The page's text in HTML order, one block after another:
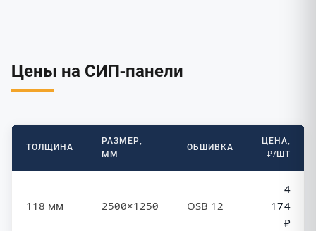
Цены на СИП-панели
ТОЛЩИНА
РАЗМЕР,
ММ
ОБШИВКА
ЦЕНА,
₽/ШТ
118 мм 2500×1250 OSB 12
4
174
₽